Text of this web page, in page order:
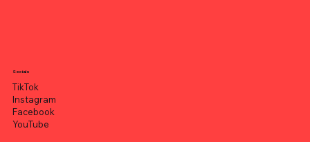
Socials
TikTok
Instagram
Facebook
YouTube